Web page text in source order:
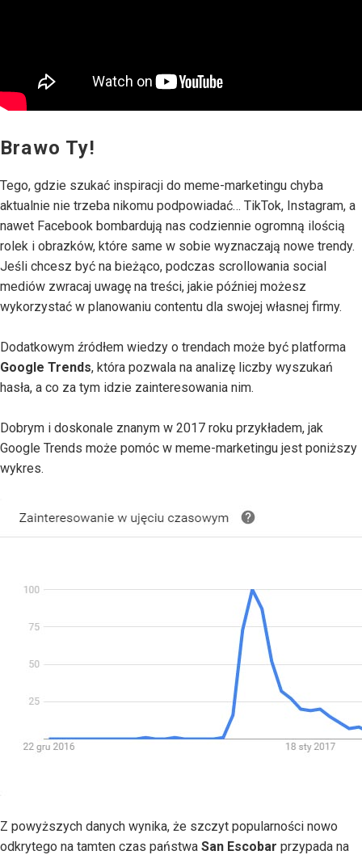
Brawo Ty!
Tego, gdzie szukać inspiracji do meme-marketingu chyba
aktualnie nie trzeba nikomu podpowiadać… TikTok, Instagram, a
nawet Facebook bombardują nas codziennie ogromną ilością
rolek i obrazków, które same w sobie wyznaczają nowe trendy.
Jeśli chcesz być na bieżąco, podczas scrollowania social
mediów zwracaj uwagę na treści, jakie później możesz
wykorzystać w planowaniu contentu dla swojej własnej firmy.
Dodatkowym źródłem wiedzy o trendach może być platforma
Google Trends, która pozwala na analizę liczby wyszukań
hasła, a co za tym idzie zainteresowania nim.
Dobrym i doskonale znanym w 2017 roku przykładem, jak
Google Trends może pomóc w meme-marketingu jest poniższy
wykres.
Z powyższych danych wynika, że szczyt popularności nowo
odkrytego na tamten czas państwa San Escobar przypada na